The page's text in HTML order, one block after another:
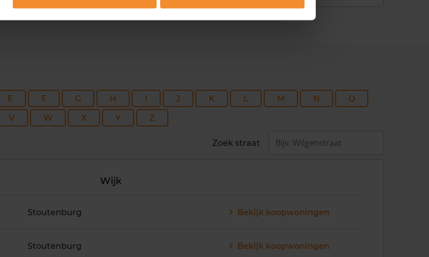
E F G H I J K L M N
O
V W X Y Z
Zoek straat
Wijk
Stoutenburg Bekijk koopwoningen
Stoutenburg Bekijk koopwoningen